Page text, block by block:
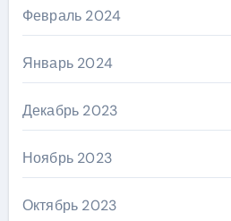
Февраль 2024
Январь 2024
Декабрь 2023
Ноябрь 2023
Октябрь 2023